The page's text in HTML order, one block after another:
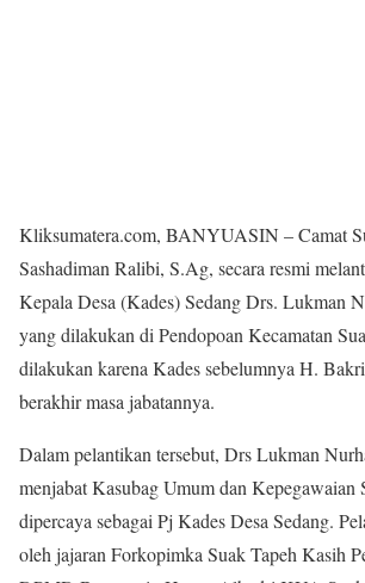
Kliksumatera.com, BANYUASIN – Camat
Sashadiman Ralibi, S.Ag, secara resmi
Kepala Desa (Kades) Sedang Drs. Lukman
yang dilakukan di Pendopoan Kecamatan
dilakukan karena Kades sebelumnya H.
berakhir masa jabatannya.
Dalam pelantikan tersebut, Drs Lukman
menjabat Kasubag Umum dan Kepegawaian
dipercaya sebagai Pj Kades Desa Sedang.
oleh jajaran Forkopimka Suak Tapeh Kasih